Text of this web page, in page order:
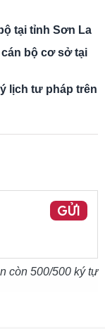
tại tỉnh Sơn La
bộ cơ sở tại
lịch tư pháp trên
GỬI
còn 500/500 ký tự